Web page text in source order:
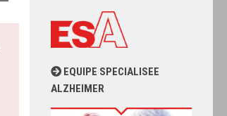
EQUIPE SPECIALISEE
ALZHEIMER